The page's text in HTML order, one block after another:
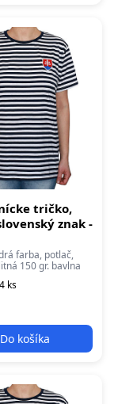
tričko,
znak -
farba, potlač,
150 gr. bavlna
ks
Do košíka